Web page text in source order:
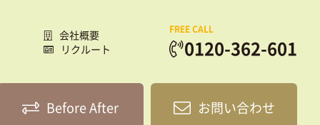
会社概要
リクルート
FREE CALL
0120-362-601
Before After お問い合わせ